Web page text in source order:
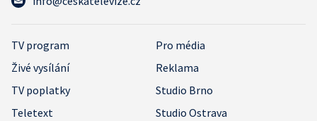
TV program
Pro média
Živé vysílání
Reklama
TV poplatky
Studio Brno
Teletext
Studio Ostrava